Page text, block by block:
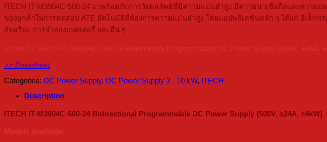
ITECH IT-M3904C-500-24 มาพร้อมกับการวัดผลลัพธ์ที่มีความแม่นยำสูง มีความน่าเชื่อถือและความ
ของลูกค้าในการทดสอบ ATE อัตโนมัติที่ต้องการความแม่นยำสูง โดยแอปพลิเคชันหลัก ๆ ได้แก่ อิเล็
อัจฉริยะ การจำลองแบตเตอรี่ และอื่น ๆ
>> Datasheet
Categories: DC Power Supply, DC Power Supply 3 - 10 kW, ITECH
Description
ITECH IT-M3904C-500-24 Bidirectional Programmable DC Power Supply (500V, ±24A, ±4kW)